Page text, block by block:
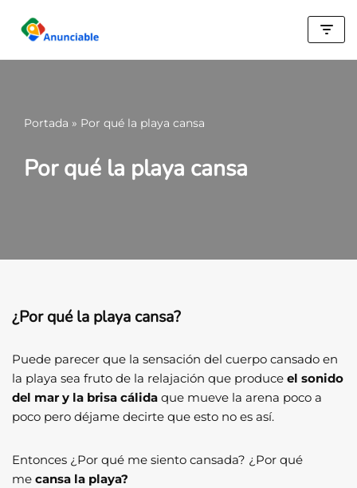
Saltar
al
Portada » Por qué la playa cansa
Por qué la playa cansa
¿Por qué la playa cansa?
Puede parecer que la sensación del cuerpo cansado en
la playa sea fruto de la relajación que produce el sonido
del mar y la brisa cálida que mueve la arena poco a
poco pero déjame decirte que esto no es así.
Entonces ¿Por qué me siento cansada? ¿Por qué
me cansa la playa?